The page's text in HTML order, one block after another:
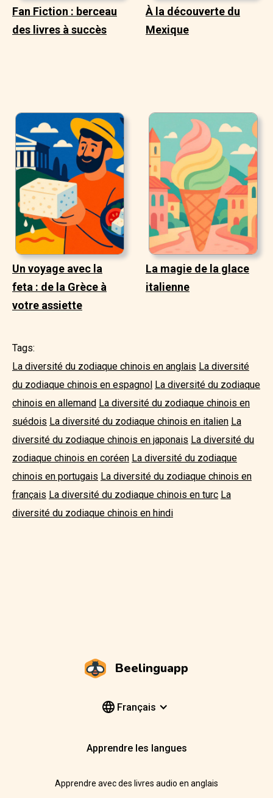
Fan Fiction : berceau
des livres à succès
À la découverte du
Mexique
Un voyage avec la
feta : de la Grèce à
votre assiette
La magie de la glace
italienne
Tags:
La diversité du zodiaque chinois en anglais La diversité
du zodiaque chinois en espagnol La diversité du zodiaque
chinois en allemand La diversité du zodiaque chinois en
suédois La diversité du zodiaque chinois en italien La
diversité du zodiaque chinois en japonais La diversité du
zodiaque chinois en coréen La diversité du zodiaque
chinois en portugais La diversité du zodiaque chinois en
français La diversité du zodiaque chinois en turc La
diversité du zodiaque chinois en hindi
Beelinguapp
Français
Apprendre les langues
Apprendre avec des livres audio en anglais